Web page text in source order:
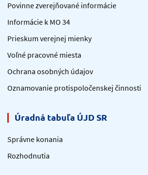
Povinne zverejňované informácie
Informácie k MO 34
Prieskum verejnej mienky
Voľné pracovné miesta
Ochrana osobných údajov
Oznamovanie protispoločenskej činnosti
Úradná tabuľa ÚJD SR
Správne konania
Rozhodnutia